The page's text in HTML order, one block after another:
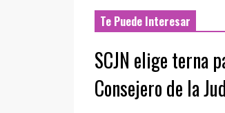
Te Puede Interesar
SCJN elige terna
Consejero de la